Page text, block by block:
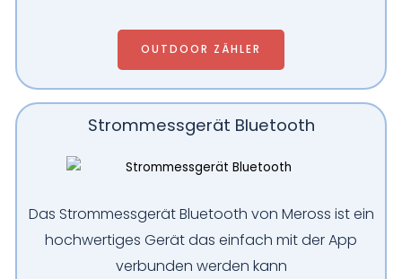
OUTDOOR ZÄHLER
Strommessgerät Bluetooth
Das Strommessgerät Bluetooth von Meross ist ein
hochwertiges Gerät das einfach mit der App
verbunden werden kann